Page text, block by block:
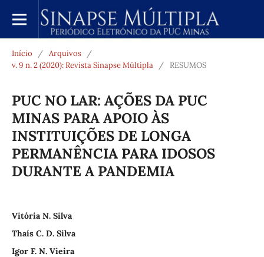
Início / Arquivos
/
v. 9 n. 2 (2020): Revista Sinapse Múltipla
/ RESUMOS
PUC NO LAR: AÇÕES DA PUC
MINAS PARA APOIO ÀS
INSTITUIÇÕES DE LONGA
PERMANÊNCIA PARA IDOSOS
DURANTE A PANDEMIA
Vitória N. Silva
Thaís C. D. Silva
Igor F. N. Vieira